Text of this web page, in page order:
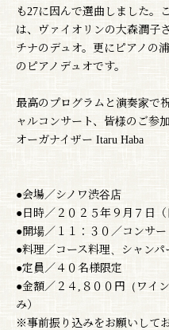
も27に因んで選曲しました。
は、ヴァイオリンの大森潤子
チナのデュオ。更にピアノの
のピアノデュオです。
最高のプログラムと演奏家で
ャルコンサート、皆様のご参
オーガナイザー Itaru Haba
●会場／シノワ渋谷店
●日時／２０２５年９月７日
●開場／１１：３０／コンサ
●料理／コース料理、シャン
●定員／４０名様限定
●金額／２４,８００円（ワイ
み）
※事前振り込みをお願いして